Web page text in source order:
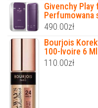
Givenchy Play
Perfumowana
490.00zł
Bourjois
100-Ivoire 6 Ml
110.00zł